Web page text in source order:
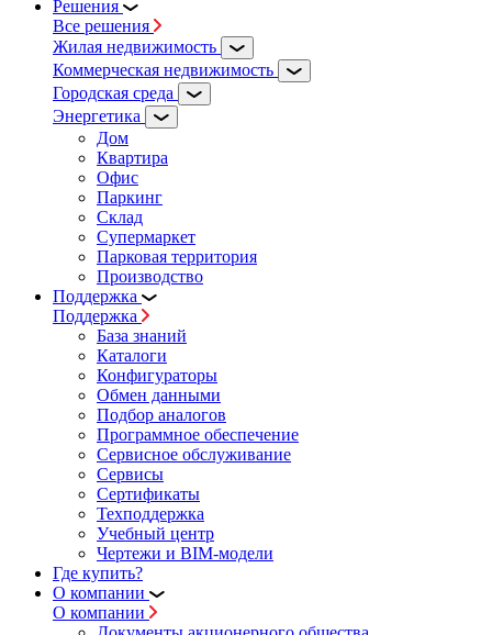
Решения
Все решения
Жилая недвижимость
Коммерческая недвижимость
Городская среда
Энергетика
Дом
Квартира
Офис
Паркинг
Склад
Супермаркет
Парковая территория
Производство
Поддержка
Поддержка
База знаний
Каталоги
Конфигураторы
Обмен данными
Подбор аналогов
Программное обеспечение
Сервисное обслуживание
Сервисы
Сертификаты
Техподдержка
Учебный центр
Чертежи и BIM-модели
Где купить?
О компании
О компании